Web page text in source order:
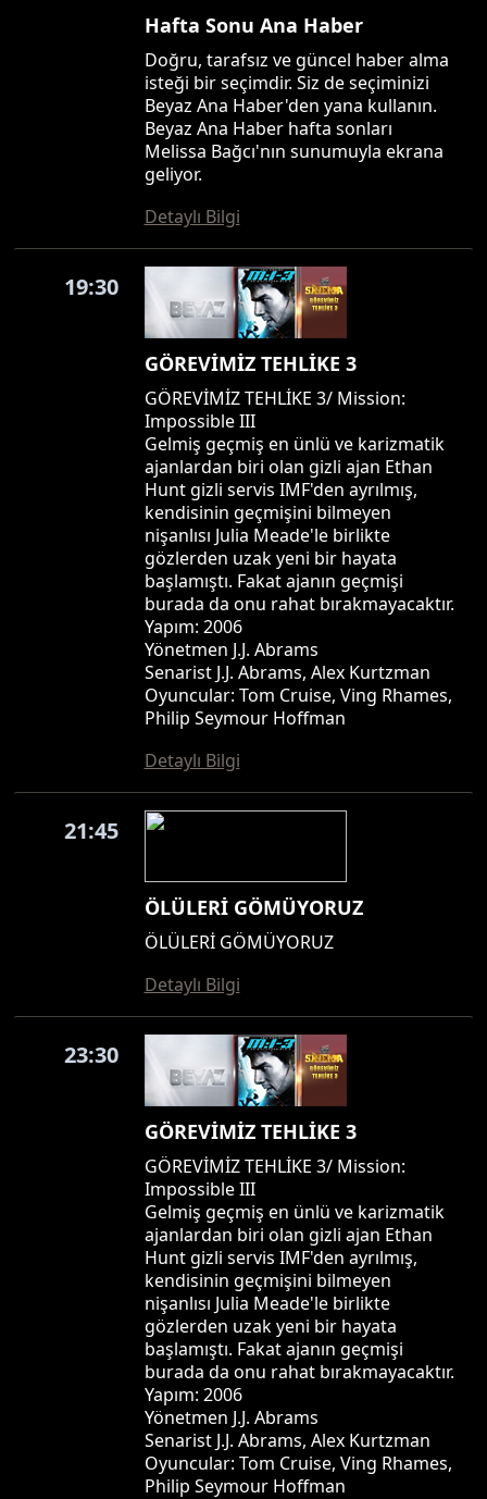
Hafta Sonu Ana Haber
Doğru, tarafsız ve güncel haber alma
isteği bir seçimdir. Siz de seçiminizi
Beyaz Ana Haber'den yana kullanın.
Beyaz Ana Haber hafta sonları
Melissa Bağcı'nın sunumuyla ekrana
geliyor.
Detaylı Bilgi
19:30
GÖREVİMİZ TEHLİKE 3
GÖREVİMİZ TEHLİKE 3/ Mission:
Impossible III
Gelmiş geçmiş en ünlü ve karizmatik
ajanlardan biri olan gizli ajan Ethan
Hunt gizli servis IMF'den ayrılmış,
kendisinin geçmişini bilmeyen
nişanlısı Julia Meade'le birlikte
gözlerden uzak yeni bir hayata
başlamıştı. Fakat ajanın geçmişi
burada da onu rahat bırakmayacaktır.
Yapım: 2006
Yönetmen J.J. Abrams
Senarist J.J. Abrams, Alex Kurtzman
Oyuncular: Tom Cruise, Ving Rhames,
Philip Seymour Hoffman
Detaylı Bilgi
21:45
ÖLÜLERİ GÖMÜYORUZ
ÖLÜLERİ GÖMÜYORUZ
Detaylı Bilgi
23:30
GÖREVİMİZ TEHLİKE 3
GÖREVİMİZ TEHLİKE 3/ Mission:
Impossible III
Gelmiş geçmiş en ünlü ve karizmatik
ajanlardan biri olan gizli ajan Ethan
Hunt gizli servis IMF'den ayrılmış,
kendisinin geçmişini bilmeyen
nişanlısı Julia Meade'le birlikte
gözlerden uzak yeni bir hayata
başlamıştı. Fakat ajanın geçmişi
burada da onu rahat bırakmayacaktır.
Yapım: 2006
Yönetmen J.J. Abrams
Senarist J.J. Abrams, Alex Kurtzman
Oyuncular: Tom Cruise, Ving Rhames,
Philip Seymour Hoffman